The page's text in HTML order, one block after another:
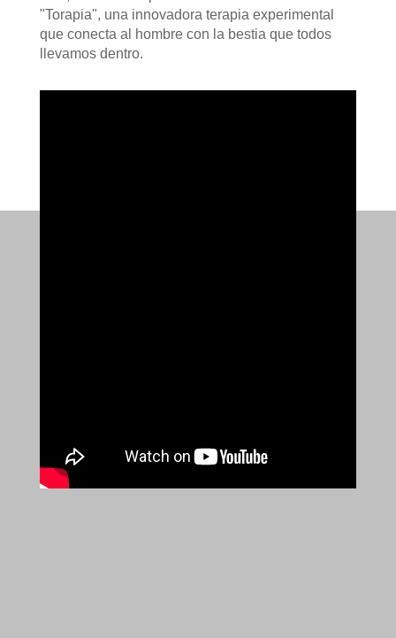
"Torapia", una innovadora terapia experimental
que conecta al hombre con la bestia que todos
llevamos dentro.